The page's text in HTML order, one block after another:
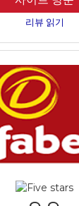
리뷰 읽기